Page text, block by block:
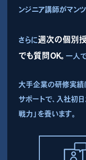
ンジニア講師がマン
さらに週次の個別
でも質問OK。 一人
大手企業の研修実績
サポートで、入社初
戦力」を養います。